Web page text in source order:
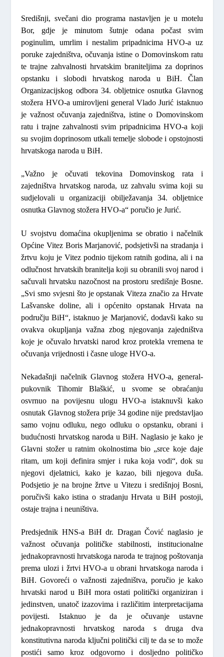
Središnji, svečani dio programa nastavljen je u motelu
Bor, gdje je minutom šutnje odana počast svim
poginulim, umrlim i nestalim pripadnicima HVO-a uz
poruke zajedništva, očuvanja istine o Domovinskom ratu
te trajne zahvalnosti hrvatskim braniteljima za doprinos
opstanku i slobodi hrvatskog naroda u BiH. Član
Organizacijskog odbora 34. obljetnice osnutka Glavnog
stožera HVO-a umirovljeni generalVlado Jurić istaknuo
je važnost očuvanja zajedništva, istine o Domovinskom
ratu i trajne zahvalnosti svim pripadnicima HVO-a koji
su svojim doprinosom utkali temelje slobode i opstojnosti
hrvatskoga naroda u BiH.
„Važno je očuvati tekovina Domovinskog rata i
zajedništva hrvatskog naroda, uz zahvalu svima koji su
sudjelovali u organizaciji obilježavanja 34. obljetnice
osnutka Glavnog stožera HVO-a“ poručio je Jurić.
U svojstvu domaćina okupljenima se obratio i načelnik
Općine Vitez Boris Marjanović, podsjetivši na stradanja i
žrtvu koju je Vitez podnio tijekom ratnih godina, ali i na
odlučnost hrvatskih branitelja koji su obranili svoj narod i
sačuvali hrvatsku nazočnost na prostoru središnje Bosne.
„Svi smo svjesni što je opstanak Viteza značio za Hrvate
Lašvanske doline, ali i općenito opstanak Hrvata na
području BiH“, istaknuo je Marjanović, dodavši kako su
ovakva okupljanja važna zbog njegovanja zajedništva
koje je očuvalo hrvatski narod kroz protekla vremena te
očuvanja vrijednosti i časne uloge HVO-a.
Nekadašnji načelnik Glavnog stožera HVO-a, general-
pukovnikTihomir Blaškić, u svome se obraćanju
osvrnuo na povijesnu ulogu HVO-a istaknuvši kako
osnutak Glavnog stožera prije 34 godine nije predstavljao
samo vojnu odluku, nego odluku o opstanku, obrani i
budućnosti hrvatskog naroda u BiH. Naglasio je kako je
Glavni stožer u ratnim okolnostima bio „srce koje daje
ritam, um koji definira smjer i ruka koja vodi“, dok su
njegovi djelatnici, kako je kazao, bili njegova duša.
Podsjetio je na brojne žrtve u Vitezu i središnjoj Bosni,
poručivši kako istina o stradanju Hrvata u BiH postoji,
ostaje trajna i neuništiva.
Predsjednik HNS-a BiHdr. Dragan Čović naglasio je
važnost očuvanja političke stabilnosti, institucionalne
jednakopravnosti hrvatskoga naroda te trajnog poštovanja
prema ulozi i žrtvi HVO-a u obrani hrvatskoga naroda i
BiH. Govoreći o važnosti zajedništva, poručio je kako
hrvatski narod u BiH mora ostati politički organiziran i
jedinstven, unatoč izazovima i različitim interpretacijama
povijesti. Istaknuo je da je očuvanje ustavne
jednakopravnosti hrvatskog naroda s druga dva
konstitutivna naroda ključni politički cilj te da se to može
postići samo kroz odgovorno i dosljedno političko